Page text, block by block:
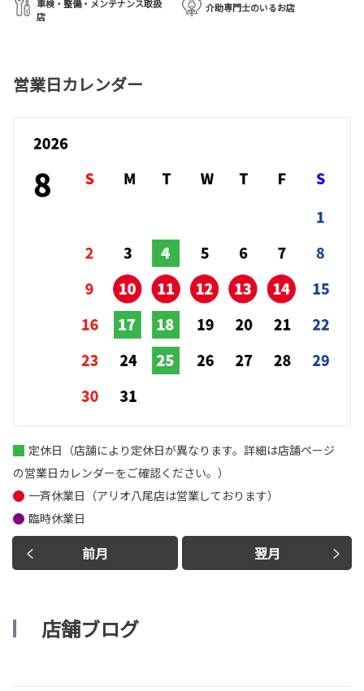
車検・整備・メンテナンス取扱
店
介助専門士のいるお店
営業日カレンダー
前月 翌月
定休日（店舗により定休日が異なります。詳細は店舗ページ
の営業日カレンダーをご確認ください。）
一斉休業日（アリオ八尾店は営業しております）
臨時休業日
店舗ブログ